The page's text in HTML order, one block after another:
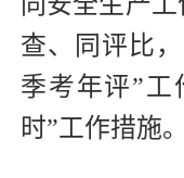
查、同评比
季考年评”工
时”工作措施。